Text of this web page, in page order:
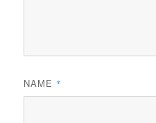
NAME *